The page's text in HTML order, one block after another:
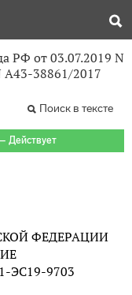
РФ от 03.07.2019 N
А43-38861/2017
Поиск в тексте
Действует
ФЕДЕРАЦИИ
ЭС19-9703